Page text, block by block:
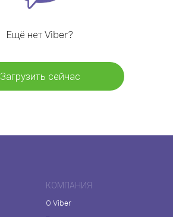
Ещё нет Viber?
Загрузить сейчас
КОМПАНИЯ
О Viber